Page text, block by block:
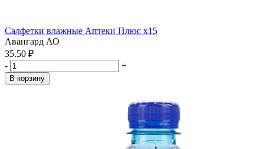
Салфетки влажные Аптеки Плюс x15
Авангард АО
35.50 ₽
-
+
В корзину